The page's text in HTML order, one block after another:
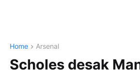
Home Arsenal
Scholes desak